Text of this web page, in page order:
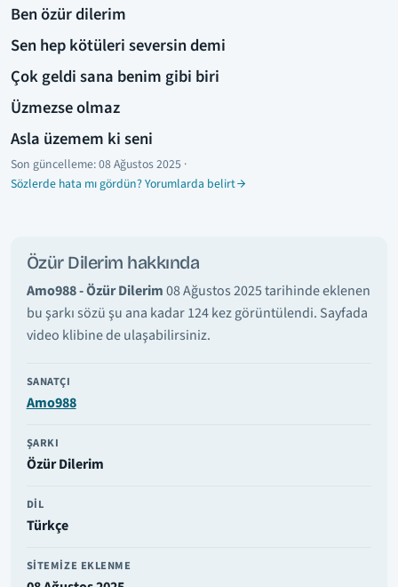
Ben özür dilerim
Sen hep kötüleri seversin demi
Çok geldi sana benim gibi biri
Üzmezse olmaz
Asla üzemem ki seni
Son güncelleme:08 Ağustos 2025 ·
Sözlerde hata mı gördün? Yorumlarda belirt
Özür Dilerim hakkında
Amo988 - Özür Dilerim08 Ağustos 2025 tarihinde eklenen
bu şarkı sözü şu ana kadar 124 kez görüntülendi. Sayfada
video klibine de ulaşabilirsiniz.
SANATÇI
Amo988
ŞARKI
Özür Dilerim
DIL
Türkçe
SITEMIZE EKLENME